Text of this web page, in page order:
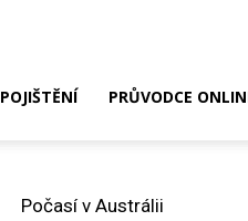
POJIŠTĚNÍ PRŮVODCE
Počasí v Austrálii